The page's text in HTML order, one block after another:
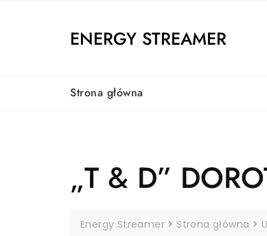
ENERGY STREAMER
Strona główna
„T & D”
Energy Streamer > Strona główna >